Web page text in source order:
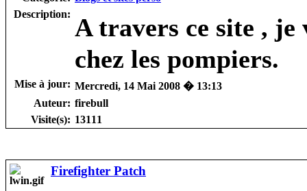
Description: A travers ce site ,
chez les pompiers.
Mise à jour: Mercredi, 14 Mai 2008 � 13:13
Auteur: firebull
Visite(s): 13111
Firefighter Patch